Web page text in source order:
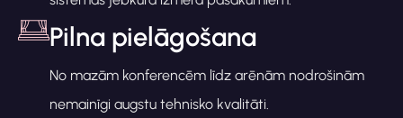
Pilna pielāgošana
No mazām konferencēm līdz arēnām nodrošinām
nemainīgi augstu tehnisko kvalitāti.